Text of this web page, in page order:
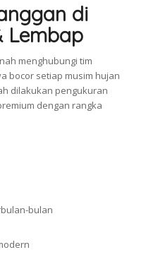
di
Lembap
menghubungi tim
bocor setiap musim hujan
dilakukan pengukuran
dengan rangka
bulan